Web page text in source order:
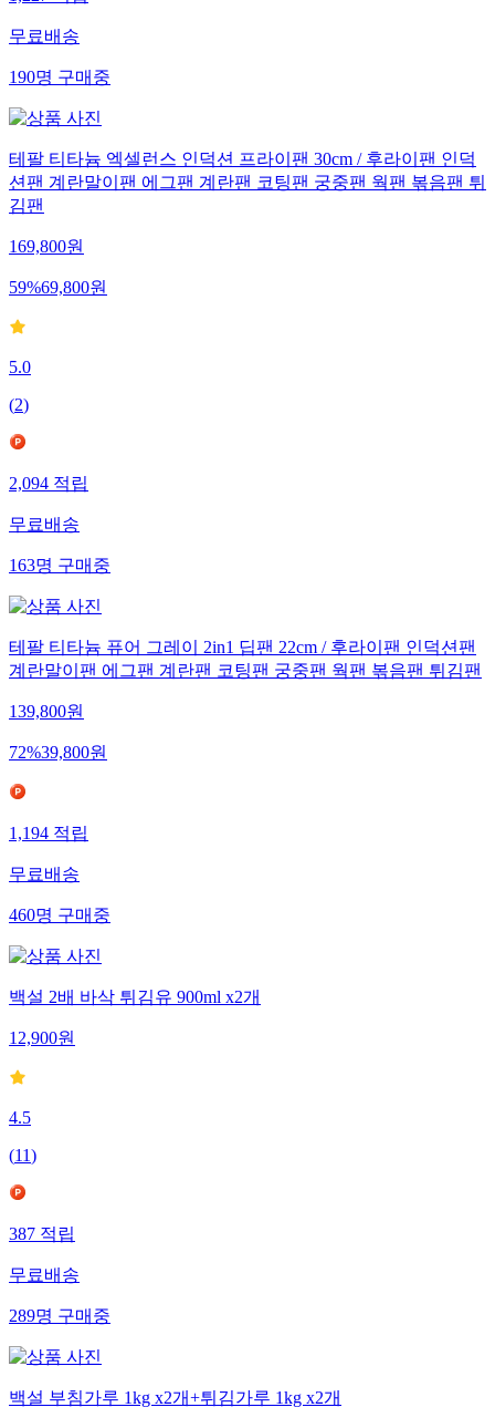
무료배송
190명 구매중
테팔 티타늄 엑셀런스 인덕션 프라이팬 30cm / 후라이팬 인덕
션팬 계란말이팬 에그팬 계란팬 코팅팬 궁중팬 웍팬 볶음팬 튀
김팬
169,800원
59%69,800원
5.0
(2)
2,094 적립
무료배송
163명 구매중
테팔 티타늄 퓨어 그레이 2in1 딥팬 22cm / 후라이팬 인덕션팬
계란말이팬 에그팬 계란팬 코팅팬 궁중팬 웍팬 볶음팬 튀김팬
139,800원
72%39,800원
1,194 적립
무료배송
460명 구매중
백설 2배 바삭 튀김유 900ml x2개
12,900원
4.5
(11)
387 적립
무료배송
289명 구매중
백설 부침가루 1kg x2개+튀김가루 1kg x2개